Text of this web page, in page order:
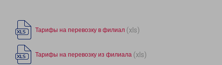
Тарифы на перевозку в филиал (xls)
Тарифы на перевозку из филиала (xls)